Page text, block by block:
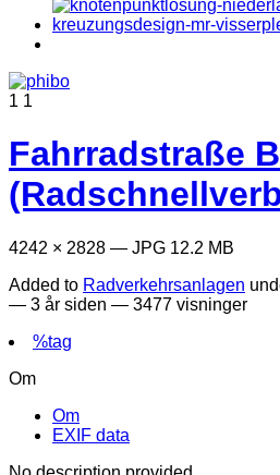
1 1
Fahrradstraße
4242 × 2828 — JPG 12.2 MB
Added to Radverkehrsanlagen
— 3 år siden — 3477 visninger
%tag
Om
Om
EXIF data